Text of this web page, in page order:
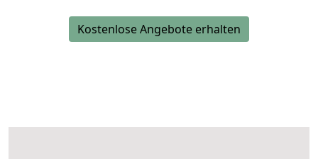
Kostenlose Angebote erhalten